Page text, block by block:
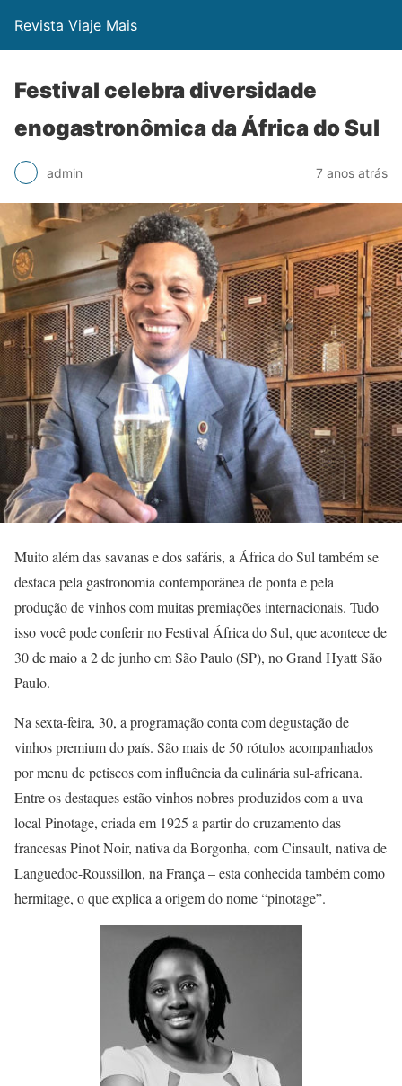
Revista Viaje Mais
Festival celebra diversidade
enogastronômica da África do Sul
admin 7 anos atrás
Muito além das savanas e dos safáris, a África do Sul também se
destaca pela gastronomia contemporânea de ponta e pela
produção de vinhos com muitas premiações internacionais. Tudo
isso você pode conferir no Festival África do Sul, que acontece de
30 de maio a 2 de junho em São Paulo (SP), no Grand Hyatt São
Paulo.
Na sexta-feira, 30, a programação conta com degustação de
vinhos premium do país. São mais de 50 rótulos acompanhados
por menu de petiscos com influência da culinária sul-africana.
Entre os destaques estão vinhos nobres produzidos com a uva
local Pinotage, criada em 1925 a partir do cruzamento das
francesas Pinot Noir, nativa da Borgonha, com Cinsault, nativa de
Languedoc-Roussillon, na França – esta conhecida também como
hermitage, o que explica a origem do nome “pinotage”.